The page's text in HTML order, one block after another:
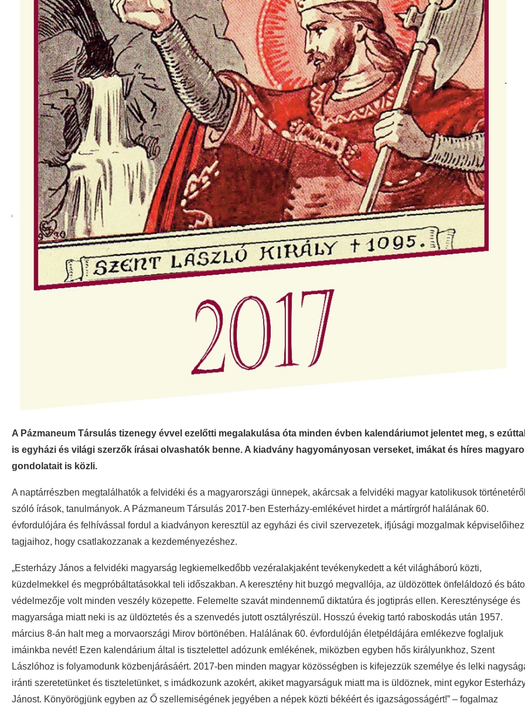
A Pázmaneum Társulás tizenegy évvel ezelőtti megalakulása óta minden évben kalendáriumot jelentet meg, s ezúttal
is egyházi és világi szerzők írásai olvashatók benne. A kiadvány hagyományosan verseket, imákat és híres
gondolatait is közli.
A naptárrészben megtalálhatók a felvidéki és a magyarországi ünnepek, akárcsak a felvidéki magyar katolikusok történetéről
szóló írások, tanulmányok. A Pázmaneum Társulás 2017-ben Esterházy-emlékévet hirdet a mártírgróf halálának 60.
évfordulójára és felhívással fordul a kiadványon keresztül az egyházi és civil szervezetek, ifjúsági mozgalmak
tagjaihoz, hogy csatlakozzanak a kezdeményezéshez.
„Esterházy János a felvidéki magyarság legkiemelkedőbb vezéralakjaként tevékenykedett a két világháború közti,
küzdelmekkel és megpróbáltatásokkal teli időszakban. A keresztény hit buzgó megvallója, az üldözöttek önfeláldozó és
védelmezője volt minden veszély közepette. Felemelte szavát mindennemű diktatúra és jogtiprás ellen. Kereszténysége és
magyarsága miatt neki is az üldöztetés és a szenvedés jutott osztályrészül. Hosszú évekig tartó raboskodás után 1957.
március 8-án halt meg a morvaországi Mirov börtönében. Halálának 60. évfordulóján életpéldájára emlékezve foglaljuk
imáinkba nevét! Ezen kalendárium által is tisztelettel adózunk emlékének, miközben egyben hős királyunkhoz, Szent
Lászlóhoz is folyamodunk közbenjárásáért. 2017-ben minden magyar közösségben is kifejezzük személye és lelki
iránti szeretetünket és tiszteletünket, s imádkozunk azokért, akiket magyarságuk miatt ma is üldöznek, mint egykor
Jánost. Könyörögjünk egyben az Ő szellemiségének jegyében a népek közti békéért és igazságosságért!” – fogalmaz